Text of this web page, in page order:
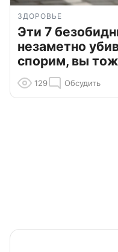
ЗДОРОВЬЕ
Эти 7
незаметно
спорим, вы
129 Обсудить